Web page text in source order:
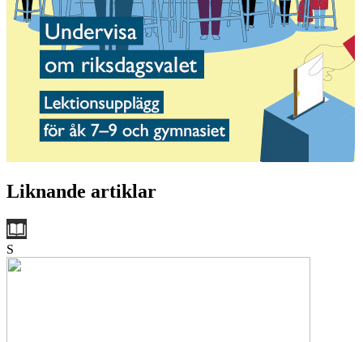
Liknande artiklar
S